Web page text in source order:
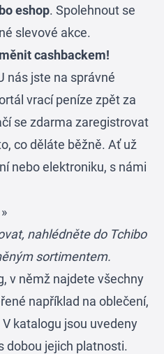
eshop. Spolehnout se
slevové akce.
cashbackem!
nás jste na správné
vrací peníze zpět za
se zdarma zaregistrovat
co děláte běžně. Ať už
nebo elektroniku, s námi
nahlédněte do Tchibo
sortimentem.
v němž najdete všechny
například na oblečení,
katalogu jsou uvedeny
dobou jejich platnosti.